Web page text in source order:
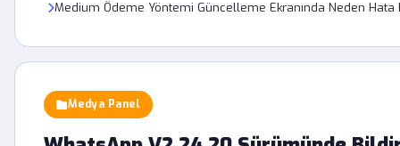
Medya Panel
Medium Ödeme Yöntemi Güncelleme Ekranında Neden Hata